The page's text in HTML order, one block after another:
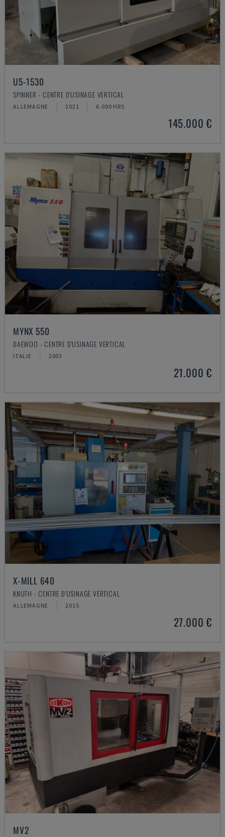
U5-1530
SPINNER - CENTRE D'USINAGE VERTICAL
ALLEMAGNE 2021 6.000 HRS
145.000 €
MYNX 550
DAEWOO - CENTRE D'USINAGE VERTICAL
ITALIE 2003
21.000 €
X-MILL 640
KNUTH - CENTRE D'USINAGE VERTICAL
ALLEMAGNE 2015
27.000 €
MV2